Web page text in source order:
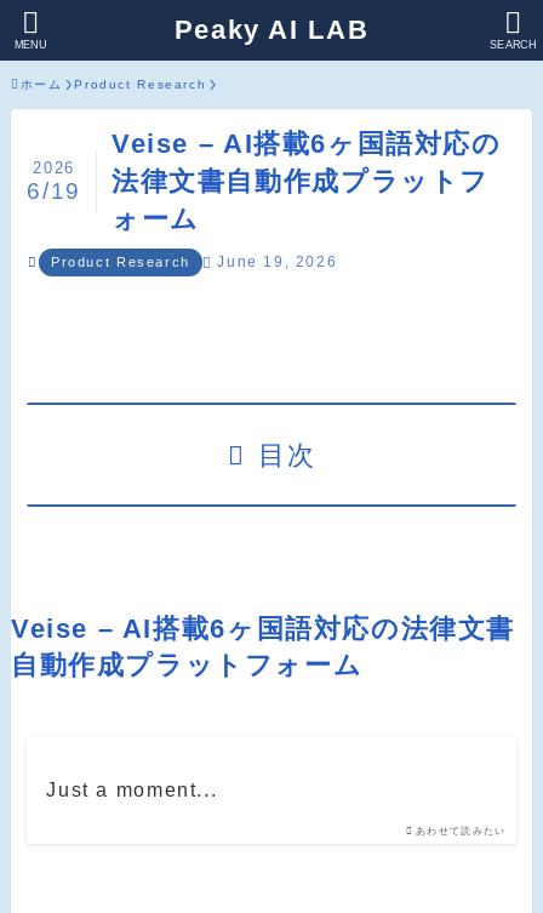
Peaky AI LAB SEARCH
MENU
ホーム Product Research
Veise – AI搭載6ヶ国語対応の
法律文書自動作成プラットフ
ォーム
2026
6/19
Product Research June 19, 2026
目次
Veise – AI搭載6ヶ国語対応の法律文書
自動作成プラットフォーム
あわせて読みたい
Just a moment...